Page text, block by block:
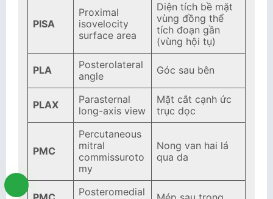
PISA
Proximal
isovelocity
surface area
Diện tích bề mặt
vùng đồng thể
tích đoạn gần
(vùng hội tụ)
PLA
Posterolateral
angle
Góc sau bên
PLAX
Parasternal
long-axis view
Mặt cắt cạnh ức
trục dọc
PMC
Percutaneous
mitral
commissuroto
my
Nong van hai lá
qua da
Posteromedial